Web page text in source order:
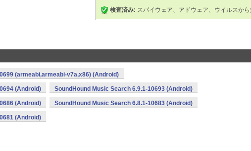
検査済み: スパイウェア、アドウェア、ウイルスか
(armeabi,armeabi-v7a,x86) (Android)
(Android) SoundHound Music Search 6.9.1-10693 (Android)
(Android) SoundHound Music Search 6.8.1-10683 (Android)
(Android)